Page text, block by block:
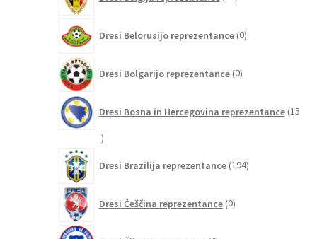
izdelkov
Dresi Belorusijo reprezentance 0izdelkov
Dresi Bolgarijo reprezentance 0izdelkov
Dresi Bosna in Hercegovina reprezentance 15
15
Dresi Brazilija reprezentance 194izdelkov
Dresi Češčina reprezentance 0izdelkov